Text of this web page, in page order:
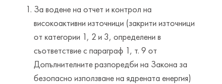
За водене на отчет и контрол на
високоактивни източници (закрити източници
от категории 1, 2 и 3, определени в
съответствие с параграф 1, т. 9 от
Допълнителните разпоредби на Закона за
безопасно използване на ядрената енергия)